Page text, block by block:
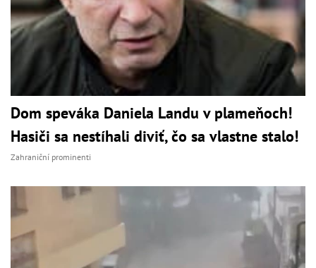
Dom speváka Daniela Landu v plameňoch!
Hasiči sa nestíhali diviť, čo sa vlastne stalo!
Zahraniční prominenti